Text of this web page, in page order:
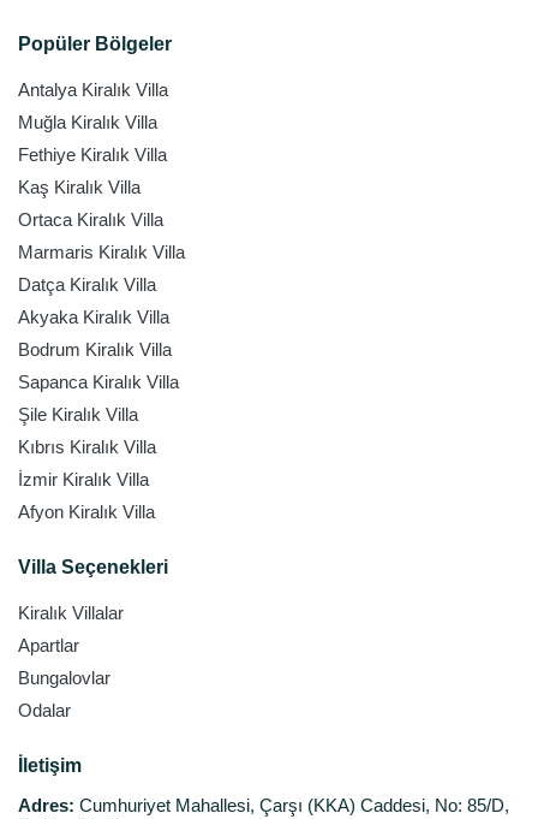
Popüler Bölgeler
Antalya Kiralık Villa
Muğla Kiralık Villa
Fethiye Kiralık Villa
Kaş Kiralık Villa
Ortaca Kiralık Villa
Marmaris Kiralık Villa
Datça Kiralık Villa
Akyaka Kiralık Villa
Bodrum Kiralık Villa
Sapanca Kiralık Villa
Şile Kiralık Villa
Kıbrıs Kiralık Villa
İzmir Kiralık Villa
Afyon Kiralık Villa
Villa Seçenekleri
Kiralık Villalar
Apartlar
Bungalovlar
Odalar
İletişim
Adres: Cumhuriyet Mahallesi, Çarşı (KKA) Caddesi, No: 85/D,